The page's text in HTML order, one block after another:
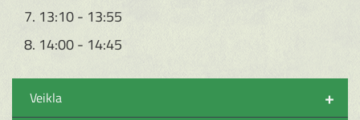
7. 13:10 - 13:55
8. 14:00 - 14:45
+
Veikla